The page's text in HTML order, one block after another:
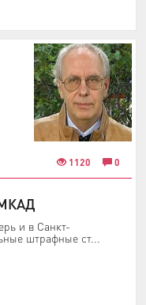
1120 0
и в Санкт-
штрафные ст...